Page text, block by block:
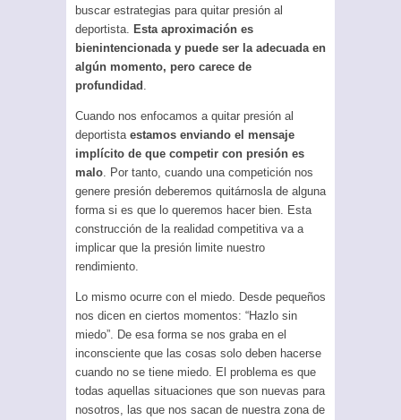
buscar estrategias para quitar presión al
deportista. Esta aproximación es
bienintencionada y puede ser la adecuada en
algún momento, pero carece de
profundidad .
Cuando nos enfocamos a quitar presión al
deportista estamos enviando el mensaje
implícito de que competir con presión es
malo. Por tanto, cuando una competición nos
genere presión deberemos quitárnosla de alguna
forma si es que lo queremos hacer bien. Esta
construcción de la realidad competitiva va a
implicar que la presión limite nuestro
rendimiento.
Lo mismo ocurre con el miedo. Desde pequeños
nos dicen en ciertos momentos: “Hazlo sin
miedo”. De esa forma se nos graba en el
inconsciente que las cosas solo deben hacerse
cuando no se tiene miedo. El problema es que
todas aquellas situaciones que son nuevas para
nosotros, las que nos sacan de nuestra zona de